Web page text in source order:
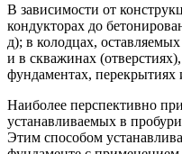
В зависимости от
кондукторах до
д); в колодцах,
и в скважинах
фундаментах,
Наиболее перспективно
устанавливаемых в
Этим способом